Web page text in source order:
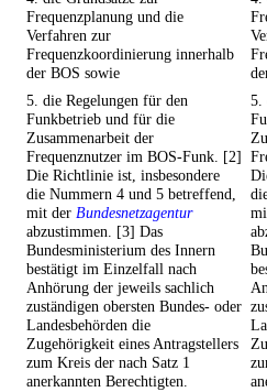
Frequenzplanung und die
Verfahren zur
Frequenzkoordinierung innerhalb
der BOS sowie
5. die Regelungen für den
Funkbetrieb und für die
Zusammenarbeit der
Frequenznutzer im BOS-Funk. [2]
Die Richtlinie ist, insbesondere
die Nummern 4 und 5 betreffend,
mit der Bundesnetzagentur
abzustimmen. [3] Das
Bundesministerium des Innern
bestätigt im Einzelfall nach
Anhörung der jeweils sachlich
zuständigen obersten Bundes- oder
Landesbehörden die
Zugehörigkeit eines Antragstellers
zum Kreis der nach Satz 1
anerkannten Berechtigten.
5.